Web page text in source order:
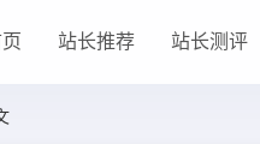
站长推荐 站长测评